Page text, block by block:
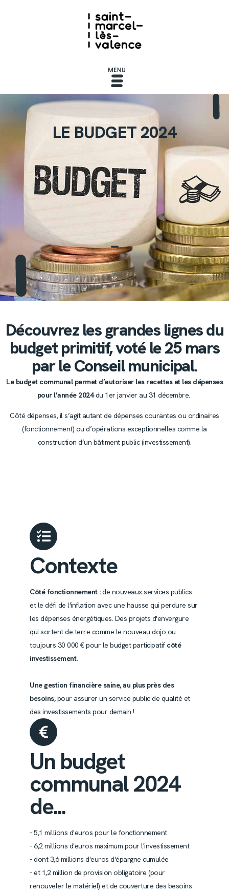
LE BUDGET 2024
Découvrez les grandes lignes du
budget primitif, voté le 25 mars
par le Conseil municipal.
Le budget communal permet d’autoriser les recettes et les dépenses
pour l’année 2024du 1er janvier au 31 décembre.
Côté dépenses, il s’agit autant de dépenses courantes ou ordinaires
(fonctionnement) ou d’opérations exceptionnelles comme la
construction d’un bâtiment public (investissement).
Contexte
Côté fonctionnement :de nouveaux services publics
et le défi de l'inflation avec une hausse qui perdure sur
les dépenses énergétiques. Des projets d'envergure
qui sortent de terre comme le nouveau dojo ou
toujours 30 000 € pour le budget participatif côté
investissement.
Une gestion financière saine, au plus près des
besoins,pour assurer un service public de qualité et
des investissements pour demain !
Un budget
communal 2024
de...
- 5,1 millions d'euros pour le fonctionnement
- 6,2 millions d'euros maximum pour l'investissement
- dont 3,6 millions d'euros d'épargne cumulée
- et 1,2 million de provision obligatoire (pour
renouveler le matériel) et de couverture des besoins